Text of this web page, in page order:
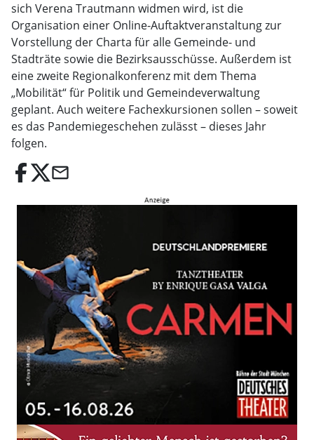
sich Verena Trautmann widmen wird, ist die
Organisation einer Online-Auftaktveranstaltung zur
Vorstellung der Charta für alle Gemeinde- und
Stadträte sowie die Bezirksausschüsse. Außerdem ist
eine zweite Regionalkonferenz mit dem Thema
„Mobilität“ für Politik und Gemeindeverwaltung
geplant. Auch weitere Fachexkursionen sollen – soweit
es das Pandemiegeschehen zulässt – dieses Jahr
folgen.
email